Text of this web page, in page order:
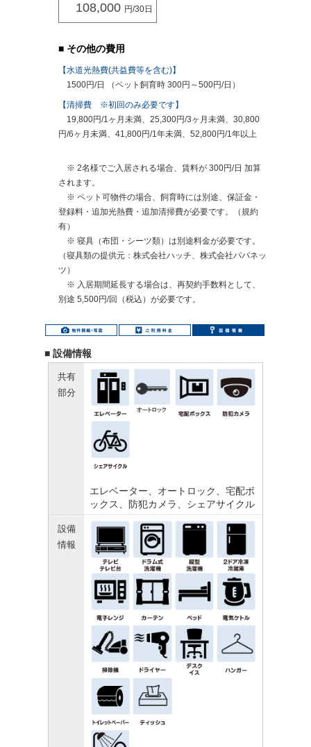
108,000 円/30日
■ その他の費用
【水道光熱費(共益費等を含む)】
1500円/日 （ペット飼育時 300円～500円/日）
【清掃費 ※初回のみ必要です】
19,800円/1ヶ月未満、25,300円/3ヶ月未満、30,800
円/6ヶ月未満、41,800円/1年未満、52,800円/1年以上
※ 2名様でご入居される場合、賃料が 300円/日 加算
されます。
※ ペット可物件の場合、飼育時には別途、保証金・
登録料・追加光熱費・追加清掃費が必要です。（規約
有）
※ 寝具（布団・シーツ類）は別途料金が必要です。
（寝具類の提供元：株式会社ハッチ、株式会社パパネッ
ツ）
※ 入居期間延長する場合は、再契約手数料として、
別途 5,500円/回（税込）が必要です。
■ 設備情報
共有
部分
エレベーター、オートロック、宅配ボ
ックス、防犯カメラ、シェアサイクル
設備
情報